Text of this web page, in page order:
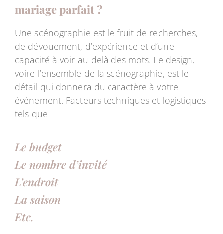
mariage parfait ?
Une scénographie est le fruit de recherches,
de dévouement, d’expérience et d’une
capacité à voir au-delà des mots. Le design,
voire l’ensemble de la scénographie, est le
détail qui donnera du caractère à votre
événement. Facteurs techniques et logistiques
tels que
Le budget
Le nombre d’invité
L’endroit
La saison
Etc.